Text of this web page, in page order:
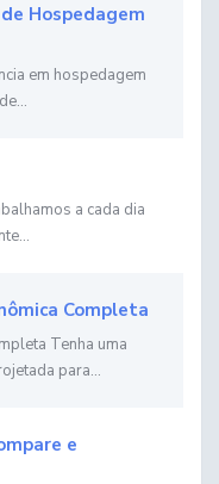
Hospedagem
em hospedagem
a cada dia
Completa
Tenha uma
para...
e